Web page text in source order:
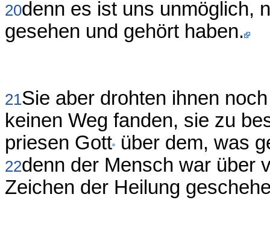
20denn es ist uns unmöglich,
gesehen und gehört haben.
21Sie aber drohten ihnen
keinen Weg fanden, sie zu
priesen Gott über dem, was
22denn der Mensch war über
Zeichen der Heilung